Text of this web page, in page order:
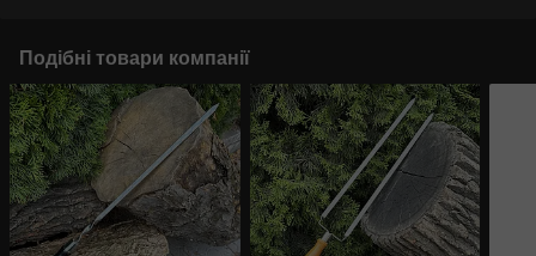
Подібні товари компанії